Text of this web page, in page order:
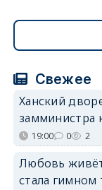
Свежее
Ханский
19:00 0 2
Любовь
стала гимном